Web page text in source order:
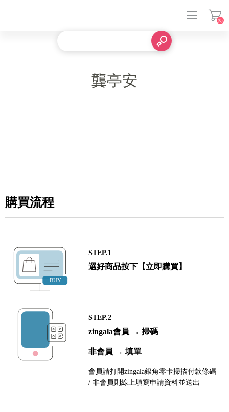
(0)
龔亭安
購買流程
STEP.1
選好商品按下【立即購買】
STEP.2
zingala會員 → 掃碼
非會員 → 填單
會員請打開zingala銀角零卡掃描付款條碼
/ 非會員則線上填寫申請資料並送出